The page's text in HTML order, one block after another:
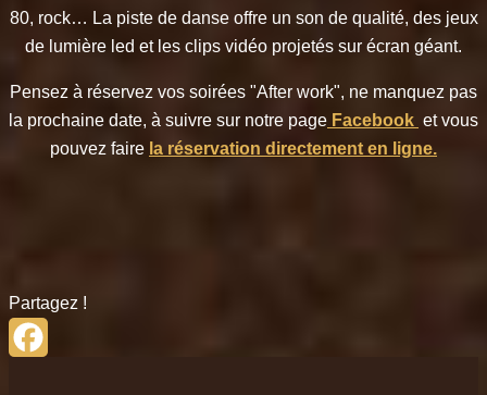
80, rock… La piste de danse offre un son de qualité, des jeux
de lumière led et les clips vidéo projetés sur écran géant.
Pensez à réservez vos soirées "After work", ne manquez pas
la prochaine date, à suivre sur notre page Facebook et vous
pouvez faire la réservation directement en ligne.
Partagez !